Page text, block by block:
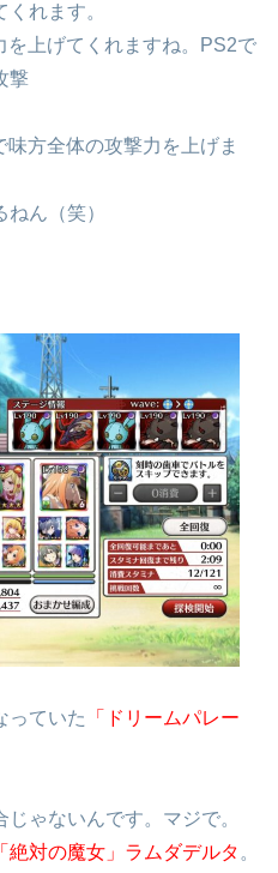
れます。
を上げてくれますね。PS2で
撃
方全体の攻撃力を上げま
ん（笑）
っていた
「ドリームパレー
ゃないんです。マジで。
「絶対の魔女」ラムダデルタ 。